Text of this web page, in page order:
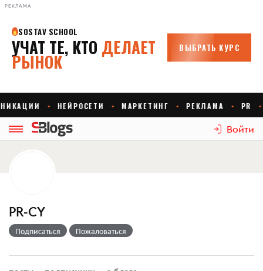
РЕКЛАМА
Войти
PR-CY
Подписаться Пожаловаться